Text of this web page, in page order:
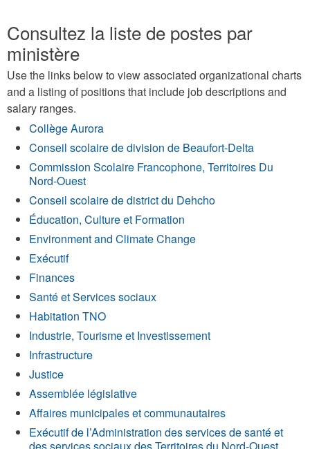
Consultez la liste de postes par
ministère
Use the links below to view associated organizational charts
and a listing of positions that include job descriptions and
salary ranges.
Collège Aurora
Conseil scolaire de division de Beaufort-Delta
Commission Scolaire Francophone, Territoires Du
Nord-Ouest
Conseil scolaire de district du Dehcho
Éducation, Culture et Formation
Environment and Climate Change
Exécutif
Finances
Santé et Services sociaux
Habitation TNO
Industrie, Tourisme et Investissement
Infrastructure
Justice
Assemblée législative
Affaires municipales et communautaires
Exécutif de l’Administration des services de santé et